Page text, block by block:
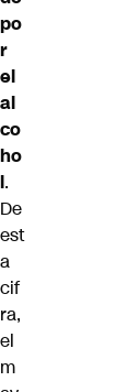
po
r
el
al
co
ho
l.
De
est
a
cif
ra,
el
m